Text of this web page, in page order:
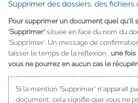
Supprimer des dossiers, des fichiers
Pour supprimer un document quel qu'il
'Supprimer'située en face du nom du
'Supprimer'. Un message de
laisser le temps de la réflexion : une
vous ne pourrez en aucun cas le
Si la mention 'Supprimer' n'apparaît
document, cela signifie que vous ne